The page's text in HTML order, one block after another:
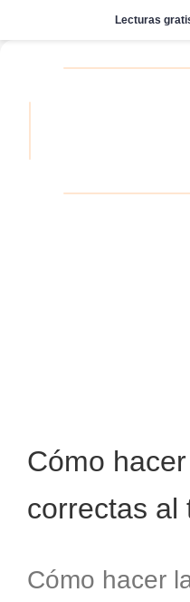
Lecturas
Cómo
correctas al
Cómo hacer